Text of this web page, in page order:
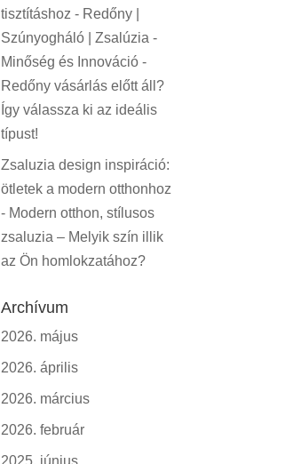
tisztításhoz - Redőny |
Szúnyogháló | Zsalúzia -
Minőség és Innováció -
Redőny vásárlás előtt áll?
Így válassza ki az ideális
típust!
Zsaluzia design inspiráció:
ötletek a modern otthonhoz
- Modern otthon, stílusos
zsaluzia – Melyik szín illik
az Ön homlokzatához?
Archívum
2026. május
2026. április
2026. március
2026. február
2025. június